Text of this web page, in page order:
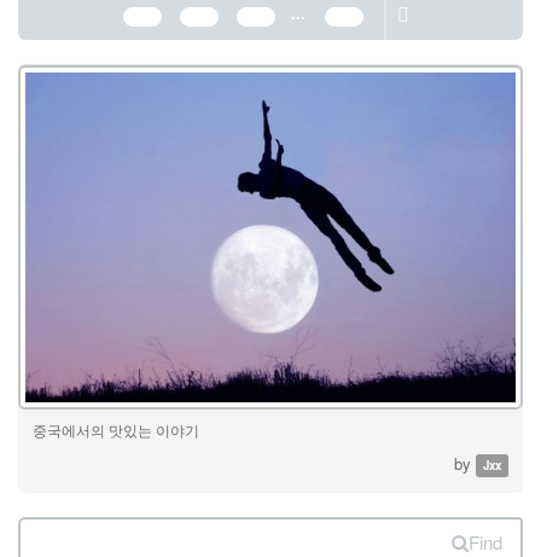
162
163 164 ... 389
중국에서의 맛있는 이야기
by Jxx
Find